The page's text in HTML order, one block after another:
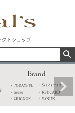
トショップ